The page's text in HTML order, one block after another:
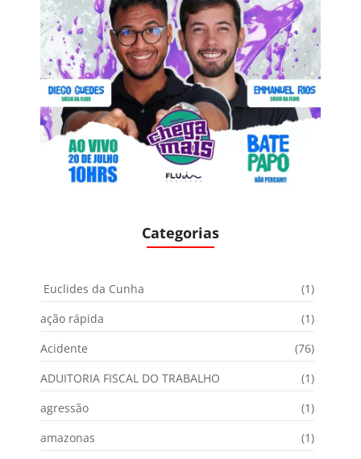
Categorias
Euclides da Cunha
(1)
ação rápida
(1)
Acidente
(76)
ADUITORIA FISCAL DO TRABALHO
(1)
agressão
(1)
amazonas
(1)